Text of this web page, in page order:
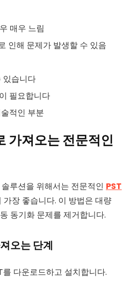
매우 느림
인해 문제가 발생할 수 있음
있습니다
필요합니다
적인 부분
가져오는 전문적인
루션을 위해서는 전문적인 PST
가장 좋습니다. 이 방법은 대량
동기화 문제를 제거합니다.
오는 단계
다운로드하고 설치합니다.